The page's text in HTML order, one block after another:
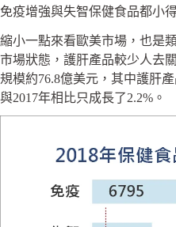
免疫增強與失智保健食品都小
縮小一點來看歐美市場，也是
市場狀態，護肝產品較少人去
規模約76.8億美元，其中護肝
與2017年相比只成長了2.2%。